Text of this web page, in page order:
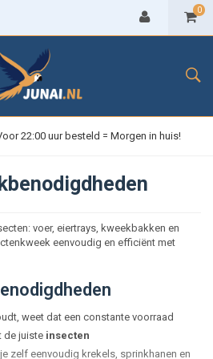
0
22:00 uur besteld = Morgen in huis!
voer, eiertrays, kweekbakken en
eenvoudig en efficiënt met
weet dat een constante voorraad
de juiste insecten
zelf eenvoudig krekels, sprinkhanen en